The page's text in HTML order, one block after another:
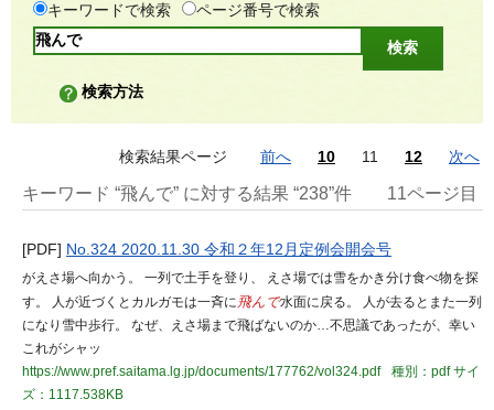
キーワードで検索
ページ番号で検索
検索方法
検索結果ページ 前へ 10 11 12 次へ
キーワード “飛んで” に対する結果 “238”件 11ページ目
[PDF] No.324 2020.11.30 令和２年12月定例会開会号
がえさ場へ向かう。 一列で土手を登り、 えさ場では雪をかき分け食べ物を探
す。 人が近づくとカルガモは一斉に飛んで水面に戻る。 人が去るとまた一列
になり雪中歩行。 なぜ、えさ場まで飛ばないのか…不思議であったが、幸い
これがシャッ
https://www.pref.saitama.lg.jp/documents/177762/vol324.pdf
種別：pdfサイ
ズ：1117.538KB